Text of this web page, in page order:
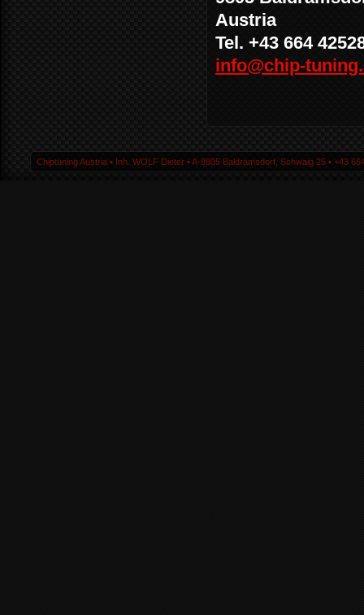
Austria
Tel. +43 664
info@chip-
Chiptuning Austria ▪ Inh. WOLF Dieter ▪ A-9805 Baldramsdorf, Schwaig 25 ▪ +43